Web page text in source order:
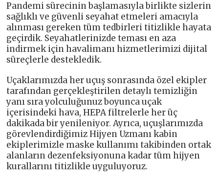
Pandemi sürecinin başlamasıyla birlikte sizlerin
sağlıklı ve güvenli seyahat etmeleri amacıyla
alınması gereken tüm tedbirleri titizlikle hayata
geçirdik. Seyahatlerinizde teması en aza
indirmek için havalimanı hizmetlerimizi dijital
süreçlerle destekledik.
Uçaklarımızda her uçuş sonrasında özel ekipler
tarafından gerçekleştirilen detaylı temizliğin
yanı sıra yolculuğunuz boyunca uçak
içerisindeki hava, HEPA filtrelerle her üç
dakikada bir yenileniyor. Ayrıca, uçuşlarımızda
görevlendirdiğimiz Hijyen Uzmanı kabin
ekiplerimizle maske kullanımı takibinden ortak
alanların dezenfeksiyonuna kadar tüm hijyen
kurallarını titizlikle uyguluyoruz.